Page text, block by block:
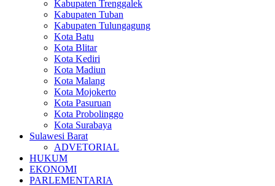
Kabupaten Trenggalek
Kabupaten Tuban
Kabupaten Tulungagung
Kota Batu
Kota Blitar
Kota Kediri
Kota Madiun
Kota Malang
Kota Mojokerto
Kota Pasuruan
Kota Probolinggo
Kota Surabaya
Sulawesi Barat
ADVETORIAL
HUKUM
EKONOMI
PARLEMENTARIA